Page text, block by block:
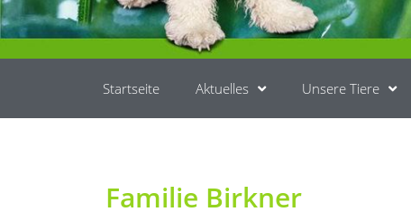
Startseite Aktuelles Unsere Tiere
Familie Birkner